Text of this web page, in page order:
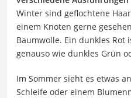
Winter sind geflochtene
einem Knoten gerne
Baumwolle. Ein dunkles Rot
genauso wie dunkles Grün
Im Sommer sieht es etwas
Schleife oder einem